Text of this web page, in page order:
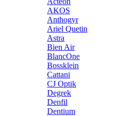
AKOS
Anthogyr
Ariel Quetin
Astra
Bien Air
BlancOne
Bossklein
Cattani
CJ Optik
Degrek
Denfil
Dentium